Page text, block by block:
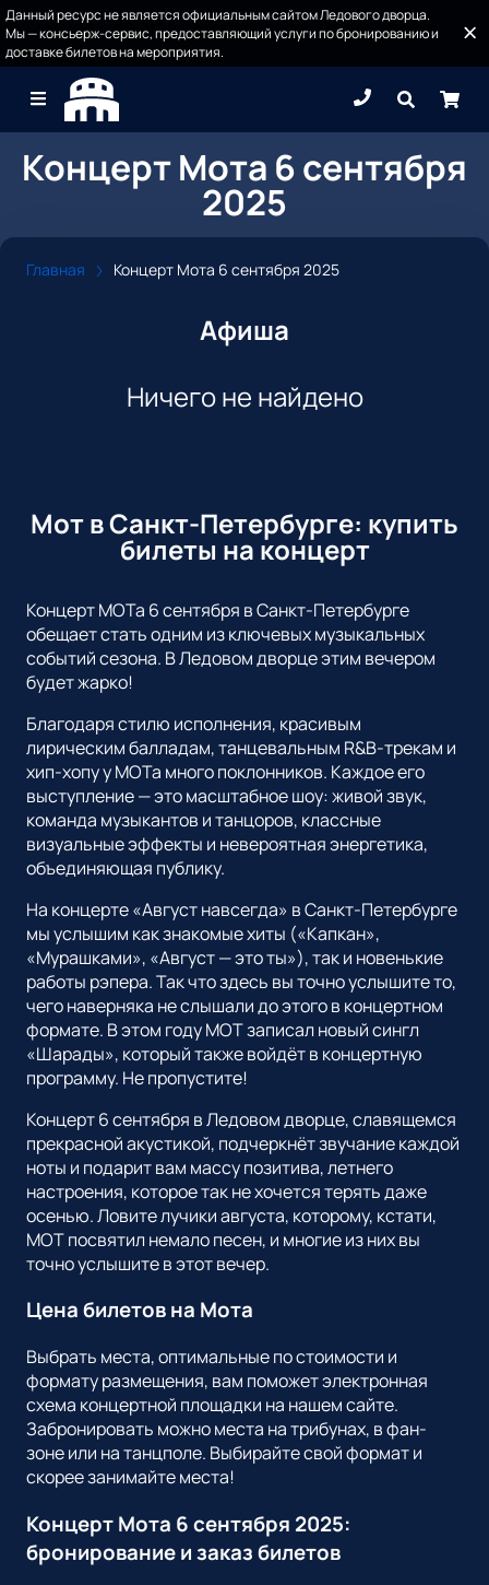
Данный ресурс не является официальным сайтом Ледового дворца.
Мы — консьерж-сервис, предоставляющий услуги по бронированию и
доставке билетов на мероприятия.
Концерт Мота 6 сентября
2025
Главная Концерт Мота 6 сентября 2025
Афиша
Ничего не найдено
Мот в Санкт-Петербурге: купить
билеты на концерт
Концерт МОТа 6 сентября в Санкт-Петербурге
обещает стать одним из ключевых музыкальных
событий сезона. В Ледовом дворце этим вечером
будет жарко!
Благодаря стилю исполнения, красивым
лирическим балладам, танцевальным R&B-трекам и
хип-хопу у МОТа много поклонников. Каждое его
выступление — это масштабное шоу: живой звук,
команда музыкантов и танцоров, классные
визуальные эффекты и невероятная энергетика,
объединяющая публику.
На концерте «Август навсегда» в Санкт-Петербурге
мы услышим как знакомые хиты («Капкан»,
«Мурашками», «Август — это ты»), так и новенькие
работы рэпера. Так что здесь вы точно услышите то,
чего наверняка не слышали до этого в концертном
формате. В этом году МОТ записал новый сингл
«Шарады», который также войдёт в концертную
программу. Не пропустите!
Концерт 6 сентября в Ледовом дворце, славящемся
прекрасной акустикой, подчеркнёт звучание каждой
ноты и подарит вам массу позитива, летнего
настроения, которое так не хочется терять даже
осенью. Ловите лучики августа, которому, кстати,
МОТ посвятил немало песен, и многие из них вы
точно услышите в этот вечер.
Цена билетов на Мота
Выбрать места, оптимальные по стоимости и
формату размещения, вам поможет электронная
схема концертной площадки на нашем сайте.
Забронировать можно места на трибунах, в фан-
зоне или на танцполе. Выбирайте свой формат и
скорее занимайте места!
Концерт Мота 6 сентября 2025:
бронирование и заказ билетов